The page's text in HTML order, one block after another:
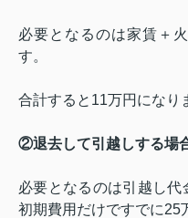
必要となるのは家賃＋
す。
合計すると 11万円になり
②退去して引越しする場
必要となるのは引越し
初期費用だけですでに25